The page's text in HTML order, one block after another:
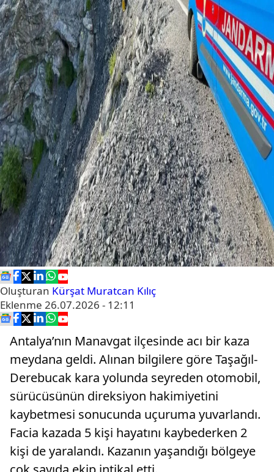
Oluşturan Kürşat Muratcan Kılıç
Eklenme 26.07.2026 - 12:11
Antalya’nın Manavgat ilçesinde acı bir kaza
meydana geldi. Alınan bilgilere göre Taşağıl-
Derebucak kara yolunda seyreden otomobil,
sürücüsünün direksiyon hakimiyetini
kaybetmesi sonucunda uçuruma yuvarlandı.
Facia kazada 5 kişi hayatını kaybederken 2
kişi de yaralandı. Kazanın yaşandığı bölgeye